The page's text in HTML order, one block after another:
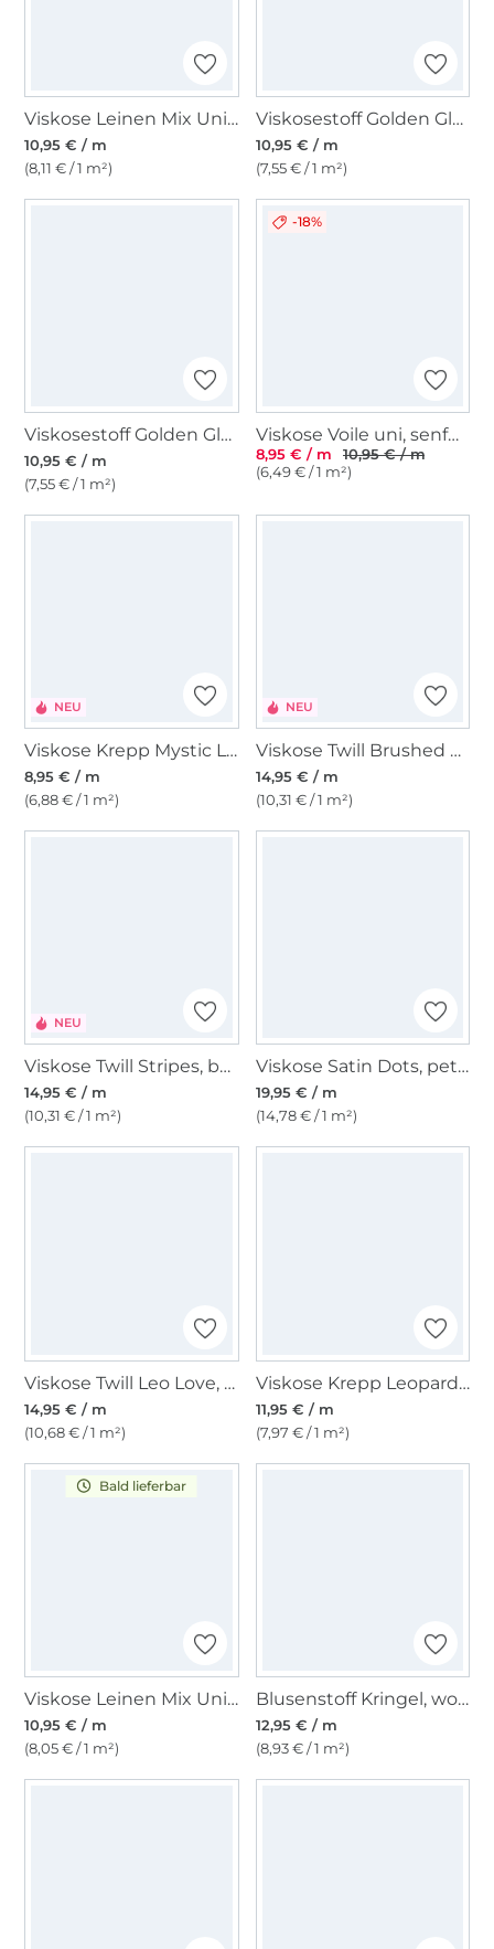
Viskose Leinen Mix Uni, grau
10,95 € / m
(8,11 € / 1 m²)
Viskosestoff Golden Glamour, dunkelblau
10,95 € / m
(7,55 € / 1 m²)
Viskosestoff Golden Glamour, schwarz
10,95 € / m
(7,55 € / 1 m²)
-18%
Viskose Voile uni, senfgelb
8,95 € / m
10,95 € / m
(6,49 € / 1 m²)
NEU
Viskose Krepp Mystic Leopard
8,95 € / m
(6,88 € / 1 m²)
NEU
Viskose Twill Brushed Leaves, magenta
14,95 € / m
(10,31 € / 1 m²)
NEU
Viskose Twill Stripes, beere
14,95 € / m
(10,31 € / 1 m²)
Viskose Satin Dots, petrol
19,95 € / m
(14,78 € / 1 m²)
Viskose Twill Leo Love, weinrot
14,95 € / m
(10,68 € / 1 m²)
Viskose Krepp Leopard, senfgelb
11,95 € / m
(7,97 € / 1 m²)
Bald lieferbar
Viskose Leinen Mix Uni, kiwigrün
10,95 € / m
(8,05 € / 1 m²)
Blusenstoff Kringel, wollweiß
12,95 € / m
(8,93 € / 1 m²)